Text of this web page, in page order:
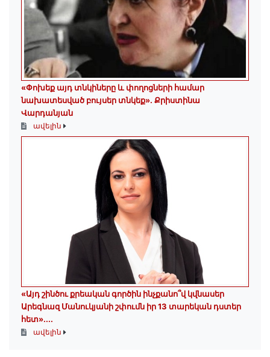
«Փոխեք այդ տնկիները և փողոցների համար
նախատեսված բույսեր տնկեք». Քրիստինա
Վարդանյան
ավելին
«Այդ շինծու քրեական գործին ինչքանո՞վ կվնասեր
Արեգնազ Մանուկյանի շփումն իր 13 տարեկան դստեր
հետ»․...
ավելին